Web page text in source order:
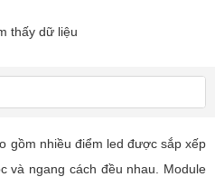
thấy dữ liệu
gồm nhiều điểm led được sắp xếp
và ngang cách đều nhau. Module